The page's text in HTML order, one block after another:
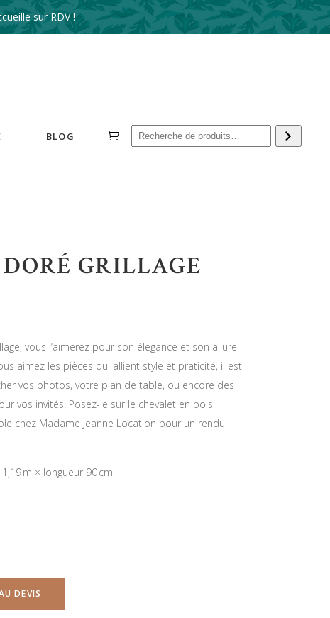
sur RDV !
BLOG
GRILLAGE
vous l’aimerez pour son élégance et son allure
aimez les pièces qui allient style et praticité, il est
vos photos, votre plan de table, ou encore des
vos invités. Posez-le sur le chevalet en bois
chez Madame Jeanne Location pour un rendu
m × longueur 90 cm
DEVIS